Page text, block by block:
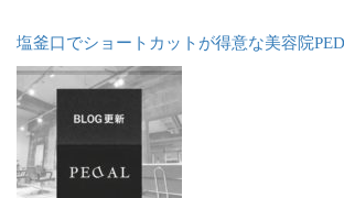
塩釜口でショートカットが得意な美容院